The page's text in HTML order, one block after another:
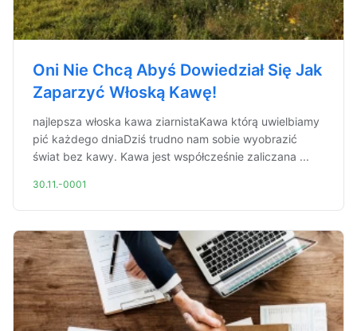
Oni Nie Chcą Abyś Dowiedział Się Jak
Zaparzyć Włoską Kawę!
najlepsza włoska kawa ziarnistaKawa którą uwielbiamy
pić każdego dniaDziś trudno nam sobie wyobrazić
świat bez kawy. Kawa jest współcześnie zaliczana ...
30.11.-0001